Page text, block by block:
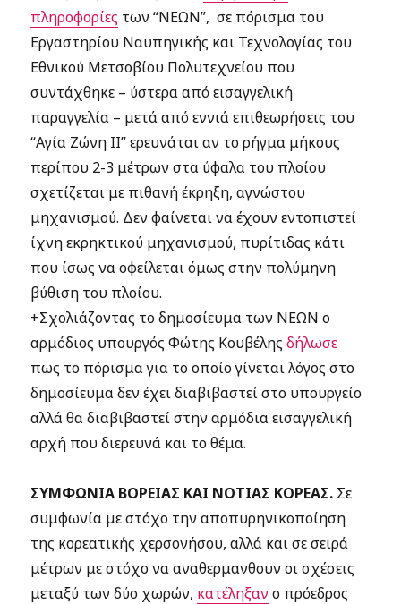
πληροφορίες των “ΝΕΩΝ”, σε πόρισμα του
Εργαστηρίου Ναυπηγικής και Τεχνολογίας του
Εθνικού Μετσοβίου Πολυτεχνείου που
συντάχθηκε – ύστερα από εισαγγελική
παραγγελία – μετά από εννιά επιθεωρήσεις του
“Αγία Ζώνη ΙΙ” ερευνάται αν το ρήγμα μήκους
περίπου 2-3 μέτρων στα ύφαλα του πλοίου
σχετίζεται με πιθανή έκρηξη, αγνώστου
μηχανισμού. Δεν φαίνεται να έχουν εντοπιστεί
ίχνη εκρηκτικού μηχανισμού, πυρίτιδας κάτι
που ίσως να οφείλεται όμως στην πολύμηνη
βύθιση του πλοίου.
+Σχολιάζοντας το δημοσίευμα των ΝΕΩΝ ο
αρμόδιος υπουργός Φώτης Κουβέληςδήλωσε
πως το πόρισμα για το οποίο γίνεται λόγος στο
δημοσίευμα δεν έχει διαβιβαστεί στο υπουργείο
αλλά θα διαβιβαστεί στην αρμόδια εισαγγελική
αρχή που διερευνά και το θέμα.
ΣΥΜΦΩΝΙΑ ΒΟΡΕΙΑΣ ΚΑΙ ΝΟΤΙΑΣ ΚΟΡΕΑΣ. Σε
συμφωνία με στόχο την αποπυρηνικοποίηση
της κορεατικής χερσονήσου, αλλά και σε σειρά
μέτρων με στόχο να αναθερμανθουν οι σχέσεις
μεταξύ των δύο χωρών, κατέληξανο πρόεδρος